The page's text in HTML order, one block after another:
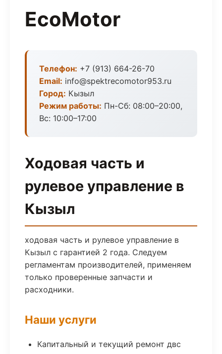
EcoMotor
Телефон: +7 (913) 664-26-70
Email: info@spektrecomotor953.ru
Город: Кызыл
Режим работы: Пн-Сб: 08:00–20:00,
Вс: 10:00–17:00
Ходовая часть и
рулевое управление в
Кызыл
ходовая часть и рулевое управление в
Кызыл с гарантией 2 года. Следуем
регламентам производителей, применяем
только проверенные запчасти и
расходники.
Наши услуги
Капитальный и текущий ремонт двс